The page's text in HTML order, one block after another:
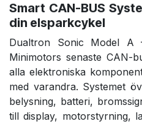
Smart CAN-BUS
din elsparkcykel
Dualtron Sonic Model A
Minimotors senaste CAN-
alla elektroniska
med varandra. Systemet
belysning, batteri,
till display, motorstyrning,